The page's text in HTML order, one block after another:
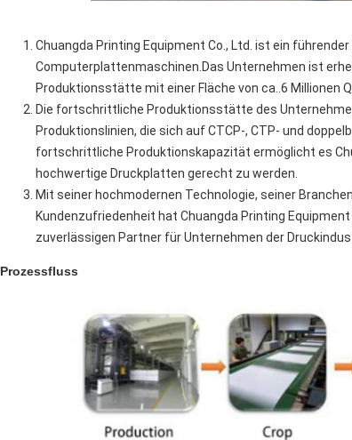
Chuangda Printing Equipment Co., Ltd. ist ein
Computerplattenmaschinen.Das Unternehmen ist
Produktionsstätte mit einer Fläche von ca..6 Millionen
Die fortschrittliche Produktionsstätte des
Produktionslinien, die sich auf CTCP-, CTP- und
fortschrittliche Produktionskapazität ermöglicht es
hochwertige Druckplatten gerecht zu werden.
Mit seiner hochmodernen Technologie, seiner
Kundenzufriedenheit hat Chuangda Printing
zuverlässigen Partner für Unternehmen der
Prozessfluss